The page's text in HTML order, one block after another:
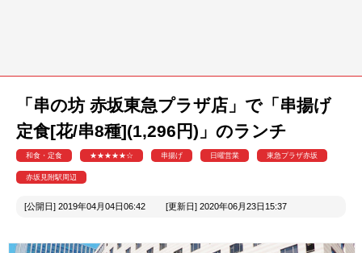
「串の坊 赤坂東急プラザ店」で「串揚げ
定食[花/串8種](1,296円)」のランチ
和食・定食 ★★★★★☆ 串揚げ 日曜営業 東急プラザ赤坂
赤坂見附駅周辺
[公開日] 2019年04月04日06:42 [更新日] 2020年06月23日15:37